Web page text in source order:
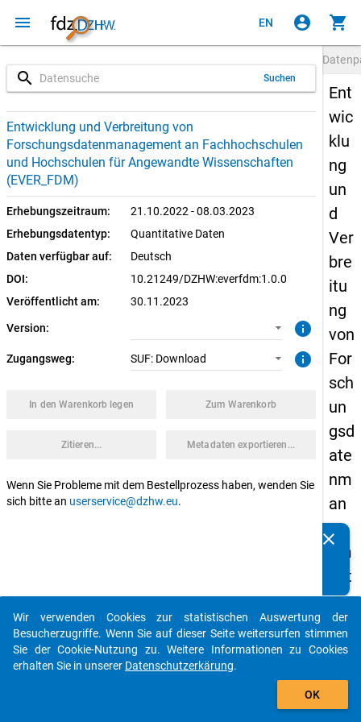
menu EN account_circle shopping_cart
search Suchen
Entwicklung und Verbreitung von
Forschungsdatenmanagement an Fachhochschulen
und Hochschulen für Angewandte Wissenschaften
(EVER_FDM)
Erhebungszeitraum:
21.10.2022 - 08.03.2023
Erhebungsdatentyp:
Quantitative Daten
Daten verfügbar auf:
Deutsch
DOI:
10.21249/DZHW:everfdm:1.0.0
Veröffentlicht am:
30.11.2023
Version:
1.0.0 (aktuell)
1.0.0
info
Zugangsweg: SUF: Download
SUF: Download
info
In den Warenkorb legen Zum Warenkorb
Zitieren... Metadaten exportieren...
Wenn Sie Probleme mit dem Bestellprozess haben, wenden Sie
sich bitte an userservice@dzhw.eu.
Ent
wic
klu
ng
un
d
Ver
bre
itu
ng
von
For
sch
un
gsd
ate
nm
an
ag
em
ent
an
Fac
hh
clear
auto_stories
add_shopping_cart
Wir verwenden Cookies zur statistischen Auswertung der
Besucherzugriffe. Wenn Sie auf dieser Seite weitersurfen stimmen
Sie der Cookie-Nutzung zu. Weitere Informationen zu Cookies
erhalten Sie in unserer Datenschutzerkärung.
OK